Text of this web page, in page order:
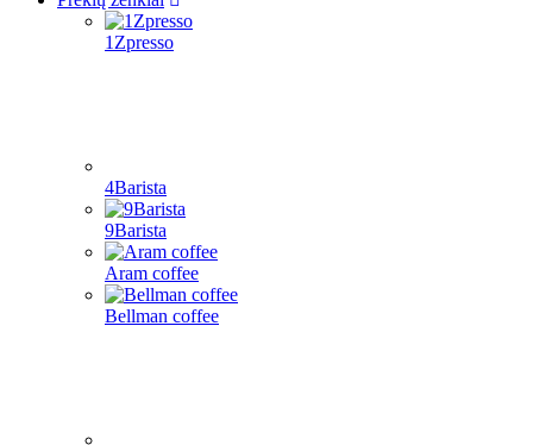
1Zpresso
4Barista
9Barista
Aram coffee
Bellman coffee